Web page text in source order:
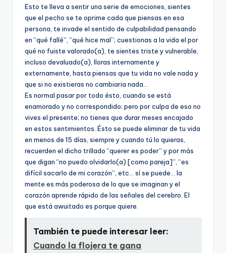
Esto te lleva a sentir una serie de emociones, sientes
que el pecho se te oprime cada que piensas en esa
persona, te invade el sentido de culpabilidad pensando
en “qué fallé”, “qué hice mal”; cuestionas a la vida el por
qué no fuiste valorado(a), te sientes triste y vulnerable,
incluso devaluado(a), lloras internamente y
externamente, hasta piensas que tu vida no vale nada y
que si no existieras no cambiaria nada…
Es normal pasar por todo ésto, cuando se está
enamorado y no correspondido; pero por culpa de eso no
vives el presente; no tienes que durar meses encajado
en estos sentimientos. Ésto se puede eliminar de tu vida
en menos de 15 dí­as, siempre y cuando tú lo quieras,
recuerden el dicho trillado “querer es poder” y por más
que digan “no puedo olvidarlo(a) [como pareja]”, “es
difí­cil sacarlo de mi corazón”, etc… sí­ se puede… la
mente es más poderosa de lo que se imaginan y el
corazón aprende rápido de las señales del cerebro. El
que está awuitado es porque quiere.
También te puede interesar leer:
Cuando la flojera te gana